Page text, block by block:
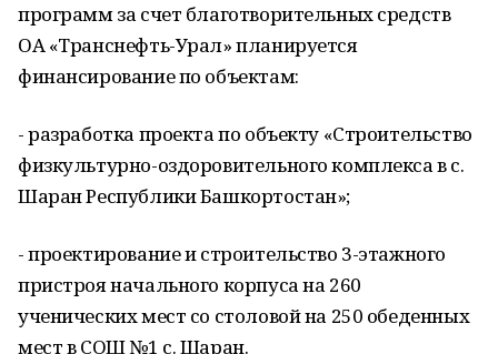
программ за счет благотворительных средств
ОА «Транснефть-Урал» планируется
финансирование по объектам:
- разработка проекта по объекту «Строительство
физкультурно-оздоровительного комплекса в с.
Шаран Республики Башкортостан»;
- проектирование и строительство 3-этажного
пристроя начального корпуса на 260
ученических мест со столовой на 250 обеденных
мест в СОШ №1 с. Шаран.